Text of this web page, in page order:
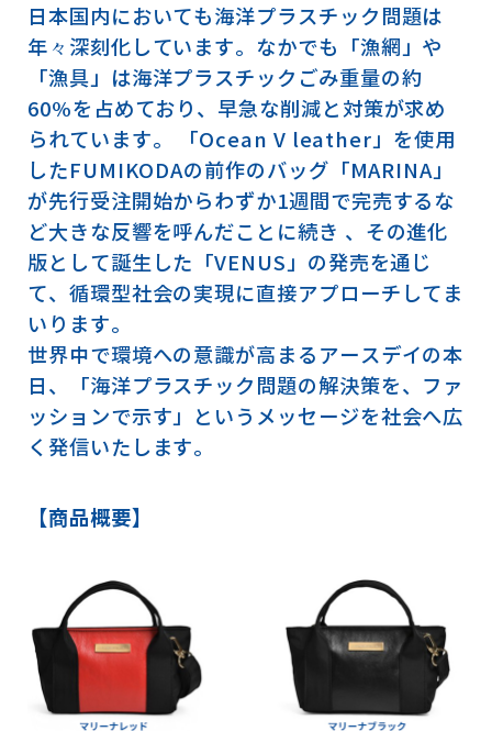
日本国内においても海洋プラスチック問題は
年々深刻化しています。なかでも「漁網」や
「漁具」は海洋プラスチックごみ重量の約
60%を占めており、早急な削減と対策が求め
られています。 「Ocean V leather」を使用
したFUMIKODAの前作のバッグ「MARINA」
が先行受注開始からわずか1週間で完売するな
ど大きな反響を呼んだことに続き 、その進化
版として誕生した「VENUS」の発売を通じ
て、循環型社会の実現に直接アプローチしてま
いります。
世界中で環境への意識が高まるアースデイの本
日、「海洋プラスチック問題の解決策を、ファ
ッションで示す」というメッセージを社会へ広
く発信いたします。
【商品概要】